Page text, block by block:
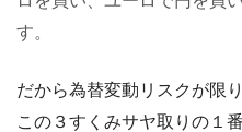
す。
だから為替変動リスクが限
この３すくみサヤ取りの１